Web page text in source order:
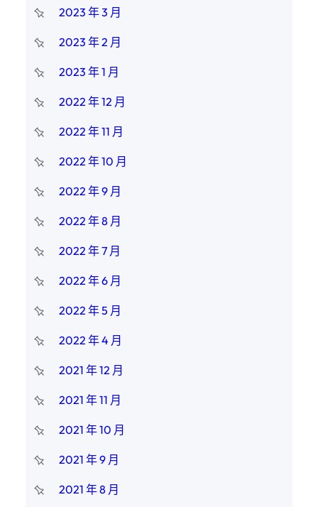
2023 年 3 月
2023 年 2 月
2023 年 1 月
2022 年 12 月
2022 年 11 月
2022 年 10 月
2022 年 9 月
2022 年 8 月
2022 年 7 月
2022 年 6 月
2022 年 5 月
2022 年 4 月
2021 年 12 月
2021 年 11 月
2021 年 10 月
2021 年 9 月
2021 年 8 月